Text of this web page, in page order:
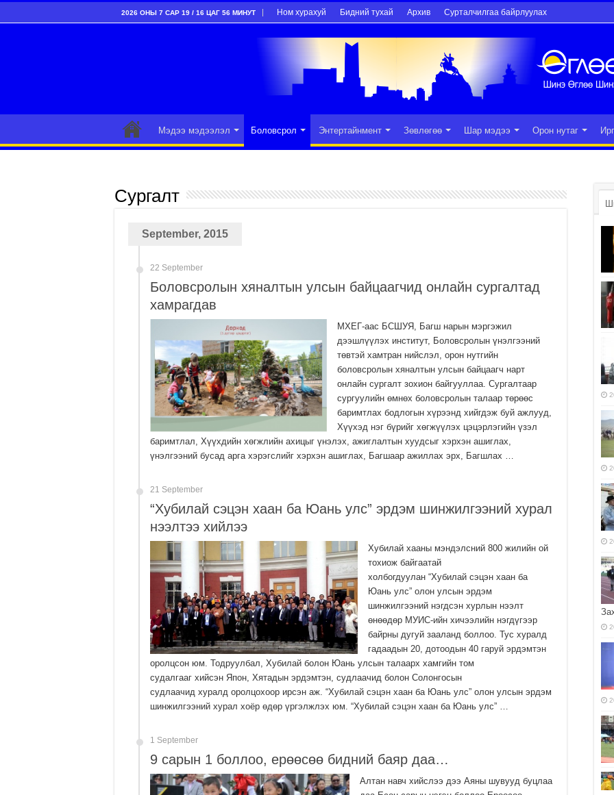
2026 ОНЫ 7 САР 19 / 16 ЦАГ 56 МИНУТ Ном хурахуй Бидний тухай Архив Сурталчилгаа байрлуулах
Мэдээ мэдээлэл Боловсрол Энтертайнмент Зөвлөгөө Шар мэдээ Орон нутаг
Сургалт
September, 2015
22 September
Боловсролын хяналтын улсын байцаагчид онлайн сургалтад
хамрагдав
МХЕГ-аас БСШУЯ, Багш нарын мэргэжил
дээшлүүлэх институт, Боловсролын үнэлгээний
төвтэй хамтран нийслэл, орон нутгийн
боловсролын хяналтын улсын байцаагч нарт
онлайн сургалт зохион байгууллаа. Сургалтаар
сургуулийн өмнөх боловсролын талаар төрөөс
баримтлах бодлогын хүрээнд хийгдэж буй ажлууд,
Хүүхэд нэг бүрийг хөгжүүлэх цэцэрлэгийн үзэл
баримтлал, Хүүхдийн хөгжлийн ахицыг үнэлэх, ажиглалтын хуудсыг хэрхэн ашиглах,
үнэлгээний бусад арга хэрэгслийг хэрхэн ашиглах, Багшаар ажиллах эрх, Багшлах …
21 September
“Хубилай сэцэн хаан ба Юань улс” эрдэм шинжилгээний хурал
нээлтээ хийлээ
Хубилай хааны мэндэлсний 800 жилийн ой
тохиож байгаатай
холбогдуулан “Хубилай сэцэн хаан ба
Юань улс” олон улсын эрдэм
шинжилгээний нэгдсэн хурлын нээлт
өнөөдөр МУИС-ийн хичээлийн нэгдүгээр
байрны дугуй зааланд боллоо. Тус хуралд
гадаадын 20, дотоодын 40 гаруй эрдэмтэн
оролцсон юм. Тодруулбал, Хубилай болон Юань улсын талаарх хамгийн том
судалгааг хийсэн Япон, Хятадын эрдэмтэн, судлаачид болон Солонгосын
судлаачид хуралд оролцохоор ирсэн аж. “Хубилай сэцэн хаан ба Юань улс” олон улсын эрдэм
шинжилгээний хурал хоёр өдөр үргэлжлэх юм. “Хубилай сэцэн хаан ба Юань улс” …
1 September
9 сарын 1 боллоо, ерөөсөө бидний баяр даа…
Алтан навч хийслээ дээ Аяны шувууд буцлаа